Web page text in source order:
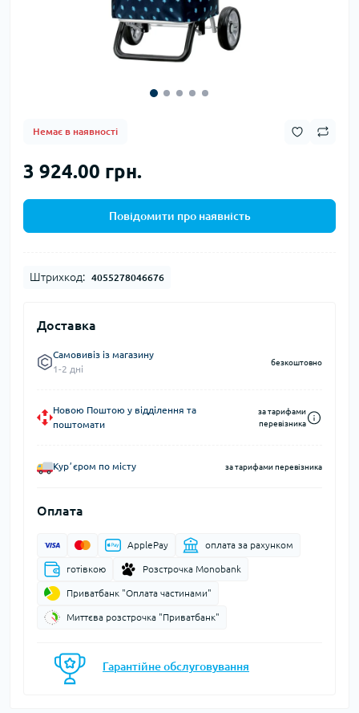
Немає в наявності
3 924.00 грн.
Повідомити про наявність
Штрихкод: 4055278046676
Доставка
Самовивіз із магазину
1-2 дні
безкоштовно
Новою Поштою у відділення та
поштомати
за тарифами
перевізника
Курʼєром по місту за тарифами перевізника
Оплата
ApplePay оплата за рахунком
готівкою Розстрочка Monobank
Приватбанк "Оплата частинами"
Миттєва розстрочка "Приватбанк"
Гарантійне обслуговування